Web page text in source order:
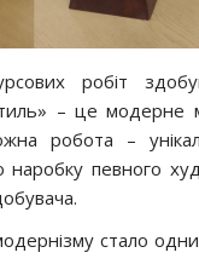
робіт
– це модерне
робота –
наробку певного
стало